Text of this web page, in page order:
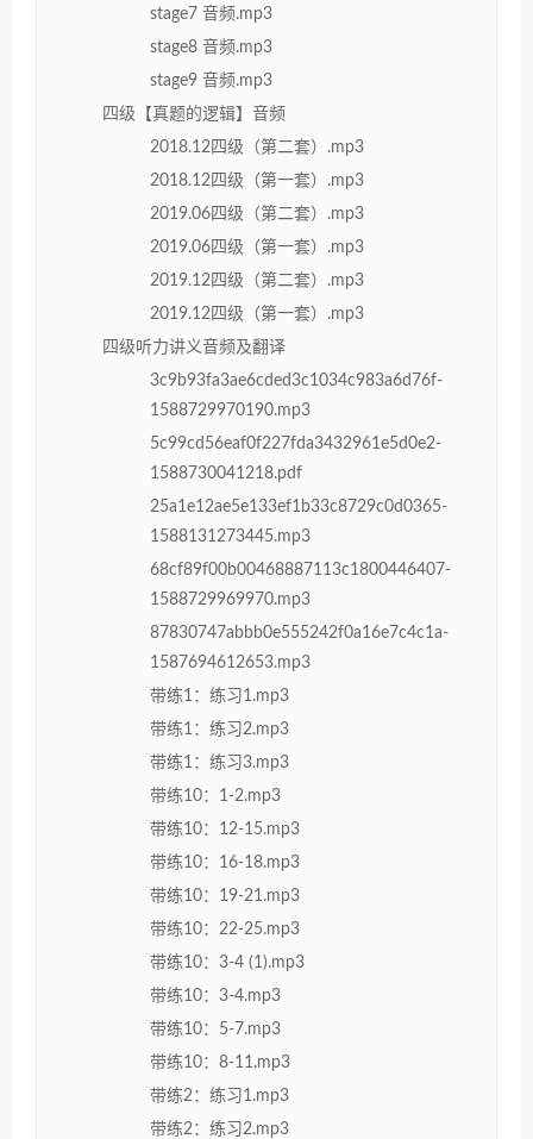
stage7 音频.mp3
stage8 音频.mp3
stage9 音频.mp3
四级【真题的逻辑】音频
2018.12四级（第二套）.mp3
2018.12四级（第一套）.mp3
2019.06四级（第二套）.mp3
2019.06四级（第一套）.mp3
2019.12四级（第二套）.mp3
2019.12四级（第一套）.mp3
四级听力讲义音频及翻译
3c9b93fa3ae6cded3c1034c983a6d76f-
1588729970190.mp3
5c99cd56eaf0f227fda3432961e5d0e2-
1588730041218.pdf
25a1e12ae5e133ef1b33c8729c0d0365-
1588131273445.mp3
68cf89f00b00468887113c1800446407-
1588729969970.mp3
87830747abbb0e555242f0a16e7c4c1a-
1587694612653.mp3
带练1：练习1.mp3
带练1：练习2.mp3
带练1：练习3.mp3
带练10：1-2.mp3
带练10：12-15.mp3
带练10：16-18.mp3
带练10：19-21.mp3
带练10：22-25.mp3
带练10：3-4 (1).mp3
带练10：3-4.mp3
带练10：5-7.mp3
带练10：8-11.mp3
带练2：练习1.mp3
带练2：练习2.mp3